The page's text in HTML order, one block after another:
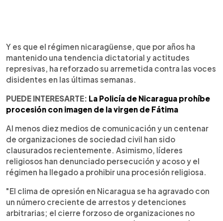
Y es que el régimen nicaragüense, que por años ha
mantenido una tendencia dictatorial y actitudes
represivas, ha reforzado su arremetida contra las voces
disidentes en las últimas semanas.
PUEDE INTERESARTE: La Policía de Nicaragua prohíbe
procesión con imagen de la virgen de Fátima
Al menos diez medios de comunicación y un centenar
de organizaciones de sociedad civil han sido
clausurados recientemente. Asimismo, líderes
religiosos han denunciado persecución y acoso y el
régimen ha llegado a prohibir una procesión religiosa.
"El clima de opresión en Nicaragua se ha agravado con
un número creciente de arrestos y detenciones
arbitrarias; el cierre forzoso de organizaciones no